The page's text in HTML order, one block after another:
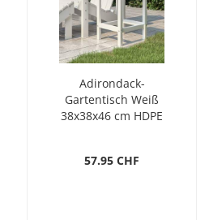
Adirondack-
Gartentisch Weiß
38x38x46 cm HDPE
57.95 CHF